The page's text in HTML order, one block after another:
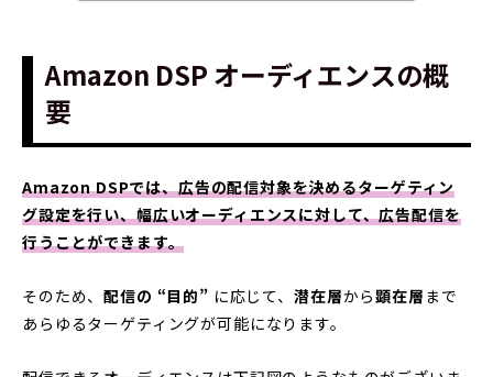
Amazon DSP オーディエンスの概
要
Amazon DSPでは、広告の配信対象を決めるターゲティン
グ設定を行い、幅広いオーディエンスに対して、広告配信を
行うことができます。
そのため、配信の “目的” に応じて、 潜在層から顕在層 まで
あらゆるターゲティングが可能になります。